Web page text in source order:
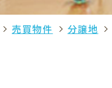
売買物件 分譲地